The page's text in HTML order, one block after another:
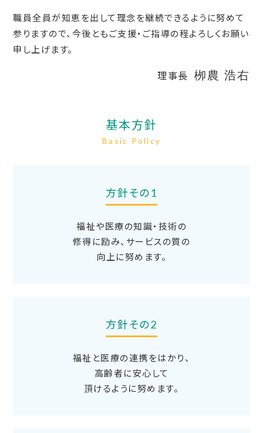
職員全員が知恵を出して理念を継続できるように努めて
参りますので、今後ともご支援・ご指導の程よろしくお願い
申し上げます。
理事長 栁農 浩右
基本方針
Basic Policy
方針その1
福祉や医療の知識・技術の
修得に励み、サービスの質の
向上に努めます。
方針その2
福祉と医療の連携をはかり、
高齢者に安心して
頂けるように努めます。